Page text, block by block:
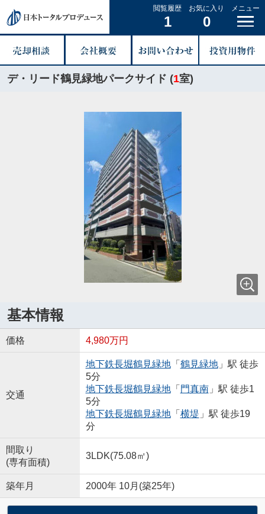
閲覧履歴
1
お気に入り
0
メニュー
デ・リード鶴見緑地パークサイド (1室)
基本情報
価格 4,980万円
交通
地下鉄長堀鶴見緑地「 鶴見緑地」駅 徒歩
5分
地下鉄長堀鶴見緑地「 門真南」駅 徒歩1
5分
地下鉄長堀鶴見緑地「 横堤 」駅 徒歩19
分
間取り
(専有面積)
3LDK(75.08㎡)
築年月 2000年 10月(築25年)